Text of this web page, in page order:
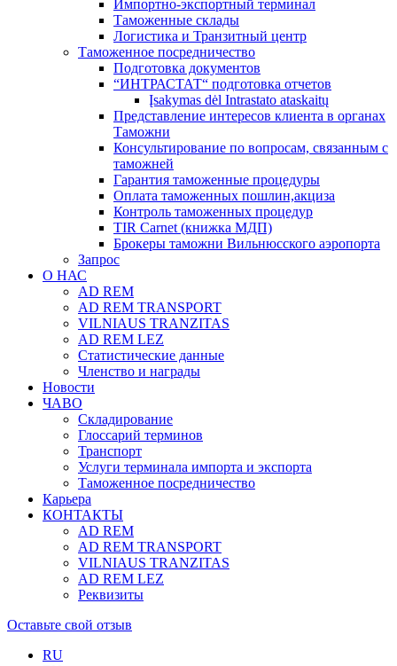
Импортно-экспортный терминал
Таможенные склады
Логистика и Транзитный центр
Таможенное посредничество
Подготовка документов
“ИНТРАСТАТ“ подготовка отчетов
Įsakymas dėl Intrastato ataskaitų
Представление интересов клиента в органах
Таможни
Консультирование по вопросам, связанным с
таможней
Гарантия таможенные процедуры
Оплата таможенных пошлин,акциза
Контроль таможенных процедур
TIR Carnet (книжка МДП)
Брокеры таможни Вильнюсского аэропорта
Запрос
О НАС
AD REM
AD REM TRANSPORT
VILNIAUS TRANZITAS
AD REM LEZ
Статистические данные
Членство и награды
Новости
ЧАВО
Складирование
Глоссарий терминов
Транспорт
Услуги терминала импорта и экспорта
Таможенное посредничество
Карьера
КОНТАКТЫ
AD REM
AD REM TRANSPORT
VILNIAUS TRANZITAS
AD REM LEZ
Реквизиты
Оставьте свой отзыв
RU